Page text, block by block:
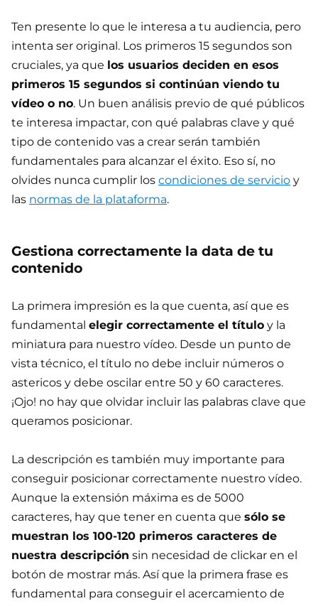
Ten presente lo que le interesa a tu audiencia, pero
intenta ser original. Los primeros 15 segundos son
cruciales, ya que los usuarios deciden en esos
primeros 15 segundos si continúan viendo tu
vídeo o no. Un buen análisis previo de qué públicos
te interesa impactar, con qué palabras clave y qué
tipo de contenido vas a crear serán también
fundamentales para alcanzar el éxito. Eso sí, no
olvides nunca cumplir los condiciones de servicio y
las normas de la plataforma.
Gestiona correctamente la data de tu
contenido
La primera impresión es la que cuenta, así que es
fundamental elegir correctamente el título y la
miniatura para nuestro vídeo. Desde un punto de
vista técnico, el título no debe incluir números o
astericos y debe oscilar entre 50 y 60 caracteres.
¡Ojo! no hay que olvidar incluir las palabras clave que
queramos posicionar.
La descripción es también muy importante para
conseguir posicionar correctamente nuestro vídeo.
Aunque la extensión máxima es de 5000
caracteres, hay que tener en cuenta que sólo se
muestran los 100-120 primeros caracteres de
nuestra descripción sin necesidad de clickar en el
botón de mostrar más. Así que la primera frase es
fundamental para conseguir el acercamiento de